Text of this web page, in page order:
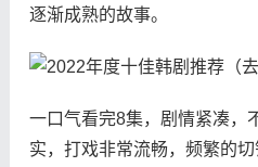
逐渐成熟的故事。
一口气看完8集，剧情紧凑，
实，打戏非常流畅，频繁的